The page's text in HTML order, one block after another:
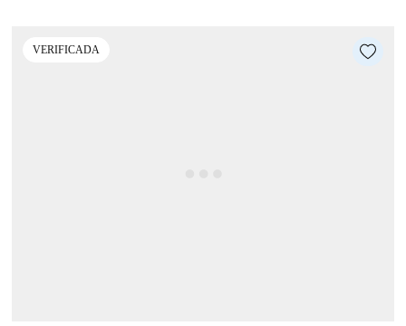
VERIFICADA